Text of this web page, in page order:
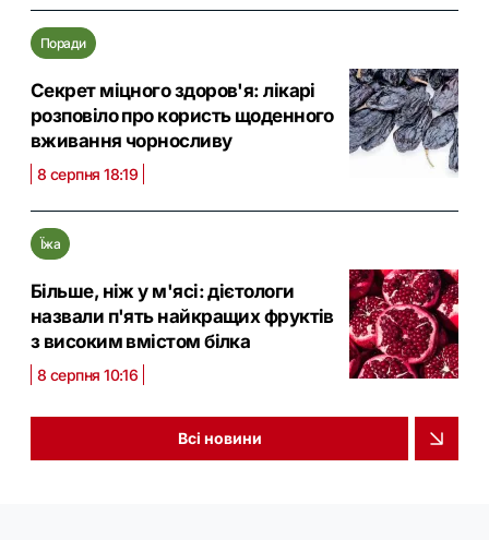
Поради
Секрет міцного здоров'я: лікарі
розповіло про користь щоденного
вживання чорносливу
8 серпня 18:19
Їжа
Більше, ніж у м'ясі: дієтологи
назвали п'ять найкращих фруктів
з високим вмістом білка
8 серпня 10:16
Всі новини